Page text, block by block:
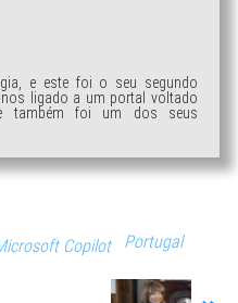
e este foi o seu segundo
ligado a um portal voltado
também foi um dos seus
Copilot Portugal